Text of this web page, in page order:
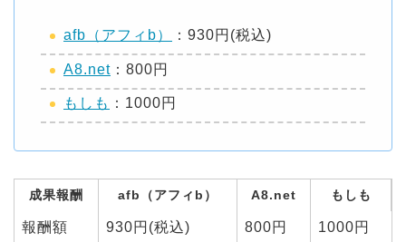
afb（アフィb） ：930円(税込)
A8.net ：800円
もしも ：1000円
成果報酬 afb（アフィb） A8.net もしも
報酬額 930円(税込) 800円 1000円